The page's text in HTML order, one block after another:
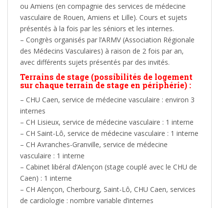
ou Amiens (en compagnie des services de médecine
vasculaire de Rouen, Amiens et Lille). Cours et sujets
présentés à la fois par les séniors et les internes.
– Congrès organisés par l’ARMV (Association Régionale
des Médecins Vasculaires) à raison de 2 fois par an,
avec différents sujets présentés par des invités.
Terrains de stage (possibilités de logement
sur chaque terrain de stage en périphérie) :
– CHU Caen, service de médecine vasculaire : environ 3
internes
– CH Lisieux, service de médecine vasculaire : 1 interne
– CH Saint-Lô, service de médecine vasculaire : 1 interne
– CH Avranches-Granville, service de médecine
vasculaire : 1 interne
– Cabinet libéral d’Alençon (stage couplé avec le CHU de
Caen) : 1 interne
– CH Alençon, Cherbourg, Saint-Lô, CHU Caen, services
de cardiologie : nombre variable d’internes